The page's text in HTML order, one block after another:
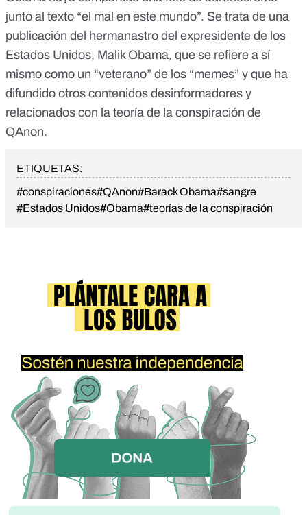
junto al texto “el mal en este mundo”. Se trata de una
publicación del hermanastro del expresidente de los
Estados Unidos, Malik Obama, que se refiere a sí
mismo como un “veterano” de los “memes” y que ha
difundido otros contenidos desinformadores y
relacionados con la teoría de la conspiración de
QAnon.
ETIQUETAS:
#conspiraciones#QAnon#Barack Obama#sangre
#Estados Unidos#Obama#teorías de la conspiración